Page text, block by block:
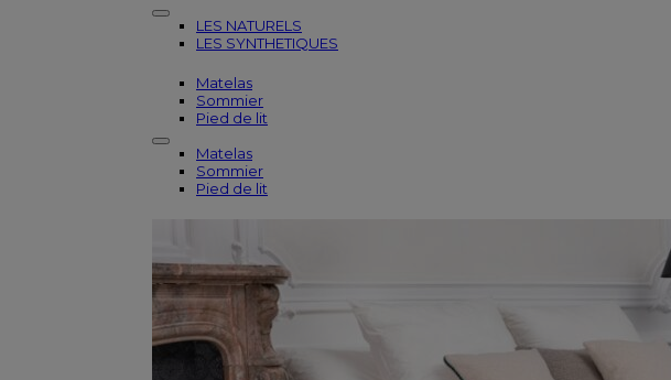
LES NATURELS
LES SYNTHETIQUES
Matelas
Sommier
Pied de lit
Matelas
Sommier
Pied de lit